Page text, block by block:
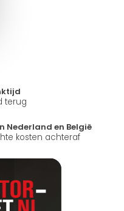
terug
Nederland en België
kosten achteraf